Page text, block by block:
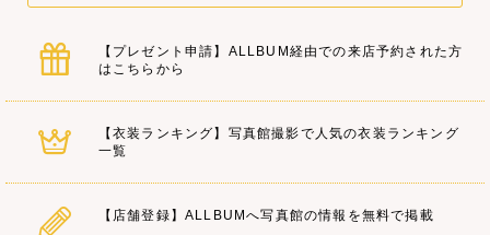
【プレゼント申請】ALLBUM経由での来店予約された方
はこちらから
【衣装ランキング】写真館撮影で人気の衣装ランキング
一覧
【店舗登録】ALLBUMへ写真館の情報を無料で掲載